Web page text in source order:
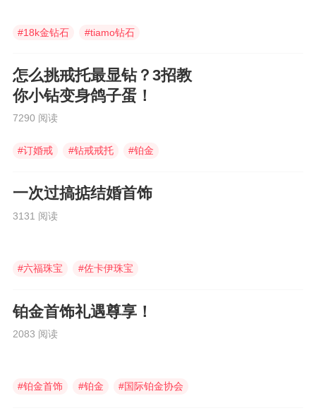
#18k金钻石 #tiamo钻石
怎么挑戒托最显钻？3招教
你小钻变身鸽子蛋！
7290 阅读
#订婚戒 #钻戒戒托 #铂金
一次过搞掂结婚首饰
3131 阅读
#六福珠宝 #佐卡伊珠宝
铂金首饰礼遇尊享！
2083 阅读
#铂金首饰 #铂金 #国际铂金协会